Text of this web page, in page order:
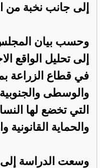
إلى جانب نخبة من
وحسب بيان المجلس
إلى تحليل الواقع
في قطاع الزراعة
والوسطى
التي تخضع لها
والحماية
وسعت الدراسة